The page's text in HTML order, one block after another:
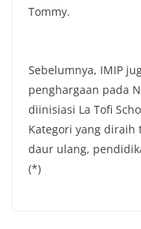
Tommy.
Sebelumnya, IMIP
penghargaan pada
diinisiasi La Tofi
Kategori yang diraih
daur ulang,
(*)